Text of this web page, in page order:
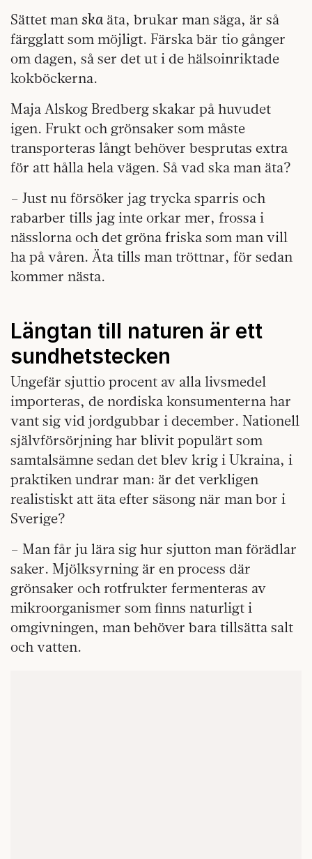
Sättet manska äta, brukar man säga, är så
färgglatt som möjligt. Färska bär tio gånger
om dagen, så ser det ut i de hälsoinriktade
kokböckerna.
Maja Alskog Bredberg skakar på huvudet
igen. Frukt och grönsaker som måste
transporteras långt behöver besprutas extra
för att hålla hela vägen. Så vad ska man äta?
– Just nu försöker jag trycka sparris och
rabarber tills jag inte orkar mer, frossa i
nässlorna och det gröna friska som man vill
ha på våren. Äta tills man tröttnar, för sedan
kommer nästa.
Längtan till naturen är ett
sundhetstecken
Ungefär sjuttio procent av alla livsmedel
importeras, de nordiska konsumenterna har
vant sig vid jordgubbar i december. Nationell
självförsörjning har blivit populärt som
samtalsämne sedan det blev krig i Ukraina, i
praktiken undrar man: är det verkligen
realistiskt att äta efter säsong när man bor i
Sverige?
– Man får ju lära sig hur sjutton man förädlar
saker. Mjölksyrning är en process där
grönsaker och rotfrukter fermenteras av
mikroorganismer som finns naturligt i
omgivningen, man behöver bara tillsätta salt
och vatten.